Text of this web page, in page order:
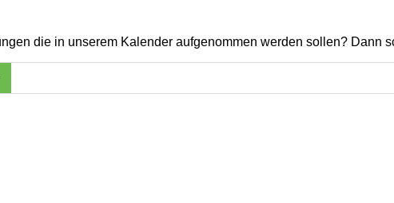
die in unserem Kalender aufgenommen werden sollen? Dann